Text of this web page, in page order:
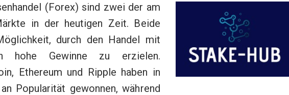
(Forex) sind zwei der am
in der heutigen Zeit. Beide
durch den Handel mit
hohe Gewinne zu erzielen.
Ethereum und Ripple haben in
Popularität gewonnen, während